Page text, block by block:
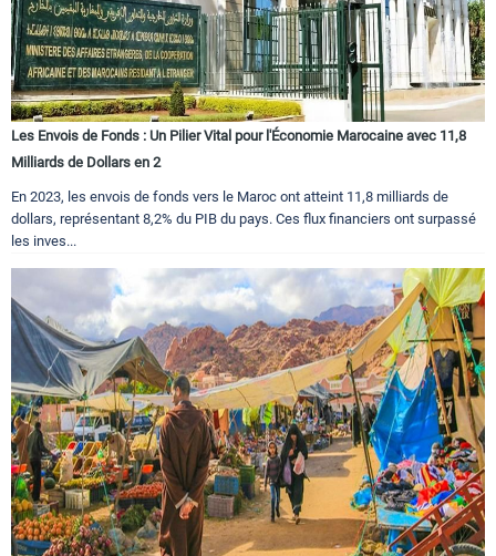
Les Envois de Fonds : Un Pilier Vital pour l'Économie Marocaine avec 11,8
Milliards de Dollars en 2
En 2023, les envois de fonds vers le Maroc ont atteint 11,8 milliards de
dollars, représentant 8,2% du PIB du pays. Ces flux financiers ont surpassé
les inves...